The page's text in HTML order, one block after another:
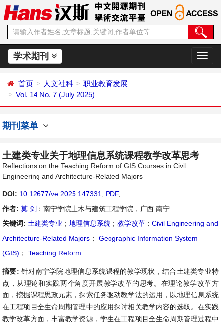
学术期刊
切
换
首页 人文社科
职业教育发展
Vol. 14 No. 7 (July 2025)
期刊菜单
土建类专业关于地理信息系统课程教学改革思考
Reflections on the Teaching Reform of GIS Courses in Civil
Engineering and Architecture-Related Majors
DOI: 10.12677/ve.2025.147331 PDF,
作者: 莫 剑 ：南宁学院土木与建筑工程学院，广西 南宁
关键词: 土建类专业 ； 地理信息系统 ； 教学改革 ； Civil Engineering and
Architecture-Related Majors ；
Geographic Information System
(GIS) ； Teaching Reform
摘要: 针对南宁学院地理信息系统课程的教学现状，结合土建类专业特
点，从理论和实践两个角度开展教学改革的思考。在理论教学改革方
面，挖掘课程思政元素，探索任务驱动教学法的运用，以地理信息系统
在工程项目全生命周期管理中的应用探讨相关教学内容的选取。在实践
教学改革方面，丰富教学资源，学生在工程项目全生命周期管理过程中